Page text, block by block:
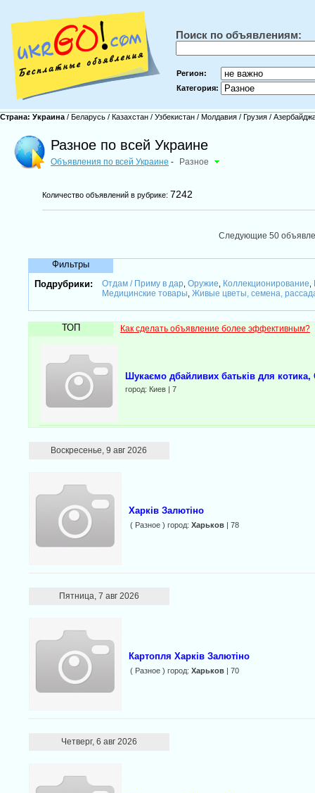
Поиск по объявлениям:
Регион:
Категория:
Страна: Украина / Беларусь / Казахстан / Узбекистан / Молдавия / Грузия /
Разное по всей Украине
Объявления по всей Украине - Разное
Количество объявлений в рубрике: 7242
Следующие 50
Фильтры
Подрубрики:
Отдам / Приму в дар, Оружие Коллекционирование
Медицинские товары Живые цветы, семена,
ТОП Как сделать объявление более эффективным?
Шукаємо дбайливих батьків для котика,
город: Киев | 7
Воскресенье, 9 авг 2026
Харків Залютіно
( Разное ) город: Харьков| 78
Пятница, 7 авг 2026
Картопля Харків Залютіно
( Разное ) город: Харьков| 70
Четверг, 6 авг 2026